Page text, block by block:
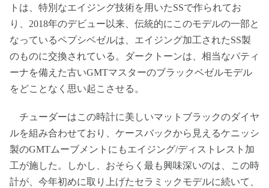
トは、特別なエイジング技術を用いたSSで作られてお
り、2018年のデビュー以来、伝統的にこのモデルの一部と
なっているペプシベゼルは、エイジング加工されたSS製
のものに交換されている。ダークトーンは、相当なパティ
ーナを備えた古いGMTマスターのブラックベゼルモデル
をどことなく思い起こさせる。
チューダーはこの時計に美しいマットブラックのダイヤ
ルを組み合わせており、ケースバックから見えるケニッシ
製のGMTムーブメントにもエイジング/ディストレスト加
工が施した。しかし、おそらく最も興味深いのは、この時
計が、今年初めに取り上げたセラミックモデルに続いて、